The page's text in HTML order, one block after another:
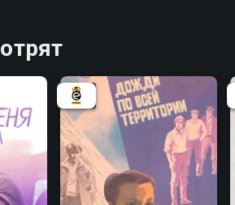
трофей, который
рестлерского титула,
плоти. Единственная
конец его кровавой расправе -
одна из немногих, кто когда-
доброту.